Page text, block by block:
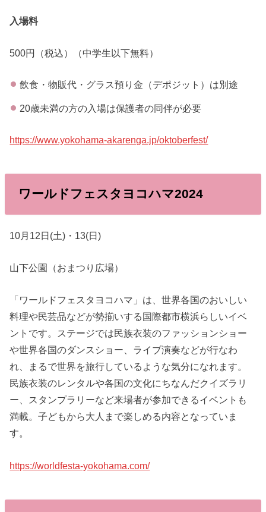
入場料
500円（税込）（中学生以下無料）
飲食・物販代・グラス預り金（デポジット）は別途
20歳未満の方の入場は保護者の同伴が必要
https://www.yokohama-akarenga.jp/oktoberfest/
ワールドフェスタヨコハマ2024
10月12日(土)・13(日)
山下公園（おまつり広場）
「ワールドフェスタヨコハマ」は、世界各国のおいしい
料理や民芸品などが勢揃いする国際都市横浜らしいイベ
ントです。ステージでは民族衣装のファッションショー
や世界各国のダンスショー、ライブ演奏などが行なわ
れ、まるで世界を旅行しているような気分になれます。
民族衣装のレンタルや各国の文化にちなんだクイズラリ
ー、スタンプラリーなど来場者が参加できるイベントも
満載。子どもから大人まで楽しめる内容となっていま
す。
https://worldfesta-yokohama.com/